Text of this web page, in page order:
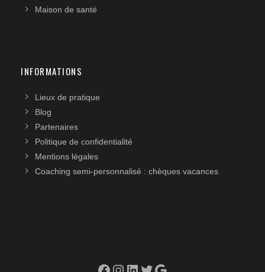
Maison de santé
INFORMATIONS
Lieux de pratique
Blog
Partenaires
Politique de confidentialité
Mentions légales
Coaching semi-personnalisé : chèques vacances